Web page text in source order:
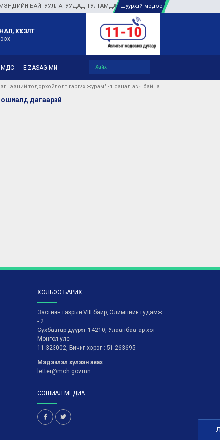
БАЙГУУЛЛАГУУДАД ТУЛГАМДАЖ БУЙ АСУУДЛЫГ ГАЗАР ДЭЭР НЬ
Шуурхай мэдээ
ХҮСЭЛТ
E-ZASAG.MN
тодорхойлолт гаргах журам" -д санал авч байна.
дагаарай
ХОЛБОО БАРИХ
Засгийн газрын VIII байр, Олимпийн гудамж
- 2
Сүхбаатар дүүрэг 14210, Улаанбаатар хот
Монгол улс
11-323002, Бичиг хэрэг : 51-263695
Мэдээлэл хүлээн авах
letter@moh.gov.mn
СОШИАЛ МЕДИА